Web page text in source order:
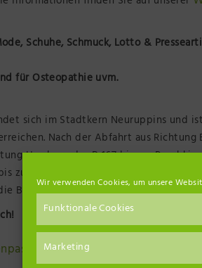
Wir verwenden Cookies, um unsere
Funktionale Cookies
Marketing
Schuhe, Schmuck, Lotto &
für Osteopathie uvm.
sich im Stadtkern Neuruppins und
Nach der Abfahrt aus
Hamburg der B 167 bis zur
zum Fontaneplatz folgen. Am
Bilderbogenpassage auf der linken